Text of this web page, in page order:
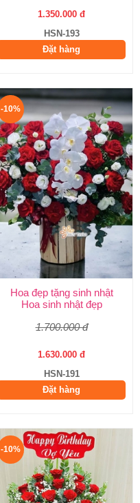
1.350.000 đ
HSN-193
Đặt hàng
-10%
Hoa đẹp tặng sinh nhật
Hoa sinh nhật đẹp
1.700.000 đ
1.630.000 đ
HSN-191
Đặt hàng
-10%